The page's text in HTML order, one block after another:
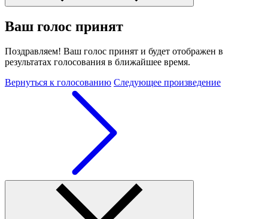
Ваш голос принят
Поздравляем! Ваш голос принят и будет отображен в
результатах голосования в ближайшее время.
Вернуться к голосованию Следующее произведение